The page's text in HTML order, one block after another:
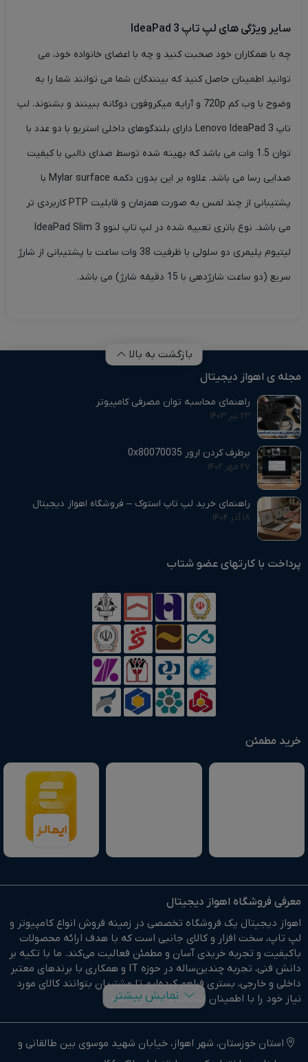
سایر ویژگی های لپ تاپ IdeaPad 3
چه با همکاران خود صحبت کنید و چه با اعضای خانواده خود، می
توانید اطمینان حاصل کنید که بینندگان شما می توانند شما را به
وضوح با وب کم 720p و آرایه میکروفون دوگانه ببینند و بشنوند. لپ
تاپ Lenovo IdeaPad 3 دارای بلندگوهای داخلی استریو با دو عدد با
توان 1.5 وات می باشد که بهینه شده توسط صدای دالبی با کیفیت
صدایی رسا می باشد. علاوه بر این بدون دکمه Mylar surface با
پشتیبانی از چند لمس به صورت همزمان و قابلیت PTP کاربردی تر
می باشد. نوع باتری تعبیه شده در لپ تاپ لنوو IdeaPad Slim 3
لیتیوم پلیمری دو سلولی با ظرفیت 38 وات ساعت با پشتیبانی از شارژ
سریع (دو ساعت شارژدهی با 15 دقیقه شارژ) می باشد.
بازگشت به بالا
مجله ی اهواز دیجیتال
راهنمای محاسبه توان مصرفی کامپیوتر
۲۳ تیر ۱۴۰۳
برطرف کردن ارور 0x80070035
۲۷ مهر ۱۴۰۲
راهنمای خرید لپ تاپ استوک – فروشگاه اهواز دیجیتال
۱۸ آذر ۱۴۰۴
پرداخت با کارتهای عضو شتاب
خرید مطمئن
معرفی فروشگاه اهواز دیجیتال
اهواز دیجیتال یک فروشگاه تخصصی در زمینه فروش انواع کامپیوتر و
لپ تاپ، سخت افزار و کالای جانبی است که با هدف ارائه محصولات
باکیفیت و تجربه خریدی آسان و مطمئن فعالیت می‌کند. ما با تکیه بر
دانش فنی، تجربه چندین‌ساله در حوزه IT و همکاری با برندهای معتبر
داخلی و خارجی، بستری فراهم کرده‌ایم تا مشتریان بتوانند کالای مورد
نیاز خود را با اطمینان انتخاب و خریداری کنند.
در وبسایت اهواز دیجیتال براحتی خرید آنلاین انجام دهید و در
کوتاهترین زمان ممکن کالای خود را تحویل بگیرید.
نمایش بیشتر
استان خوزستان، شهر اهواز، خیابان شهید موسوی بین طالقانی و